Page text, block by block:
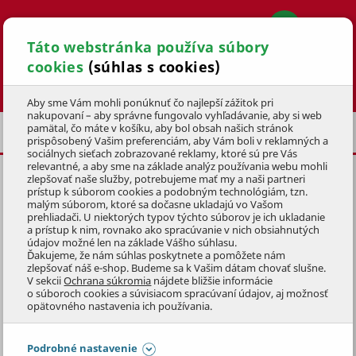
Táto webstránka používa súbory
cookies (súhlas s cookies)
Aby sme Vám mohli ponúknuť čo najlepší zážitok pri
nakupovaní – aby správne fungovalo vyhľadávanie, aby si web
pamätal, čo máte v košíku, aby bol obsah našich stránok
prispôsobený Vašim preferenciám, aby Vám boli v reklamných a
sociálnych sieťach zobrazované reklamy, ktoré sú pre Vás
relevantné, a aby sme na základe analýz používania webu mohli
zlepšovať naše služby, potrebujeme mať my a naši partneri
prístup k súborom cookies a podobným technológiám, tzn.
malým súborom, ktoré sa dočasne ukladajú vo Vašom
prehliadači. U niektorých typov týchto súborov je ich ukladanie
a prístup k nim, rovnako ako spracúvanie v nich obsiahnutých
údajov možné len na základe Vášho súhlasu.
Ďakujeme, že nám súhlas poskytnete a pomôžete nám
zlepšovať náš e-shop. Budeme sa k Vašim dátam chovať slušne.
V sekciiOchrana súkromia nájdete bližšie informácie
o súboroch cookies a súvisiacom spracúvaní údajov, aj možnosť
opätovného nastavenia ich používania.
Podrobné nastavenie
Hľadať
PRÉMIOVÁ VIVAVITA
KRMIVO VIVAVITA
Výživovo kompletné prémiové krmivo VIVAVITA s
optimálnym obsahom živín, vitamínov a minerálnych
látok je základom vynikajúceho nutričného manažmentu
zvierat.
Zobraziť celý popis
Preskočiť sekciu
FILTRÁCIA PRODUKTOV